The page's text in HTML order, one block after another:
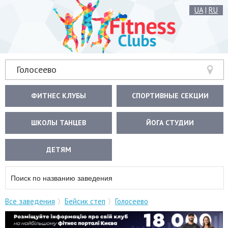
UA| RU
Голосеево
ФИТНЕС КЛУБЫ СПОРТИВНЫЕ СЕКЦИИ
ШКОЛЫ ТАНЦЕВ ЙОГА СТУДИИ
ДЕТЯМ
Все заведения Бейсик степ Голосеево